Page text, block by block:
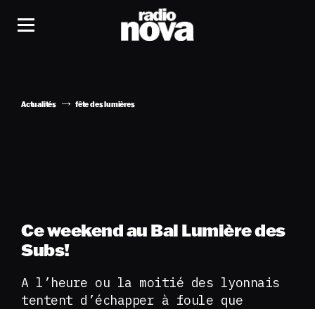
Actualités fête des lumières
Ce weekend au Bal Lumière des
Subs!
A l’heure ou la moitié des lyonnais
tentent d’échapper à foule que